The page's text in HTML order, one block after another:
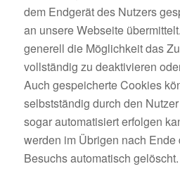
dem Endgerät des Nutzers
an unsere Webseite
generell die Möglichkeit das
vollständig zu deaktivieren
Auch gespeicherte Cookies
selbstständig durch den
sogar automatisiert erfolgen
werden im Übrigen nach Ende
Besuchs automatisch